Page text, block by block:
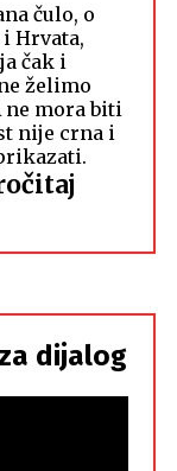
čulo, o
Hrvata,
čak i
želimo
ne mora biti
nije crna i
dijalog